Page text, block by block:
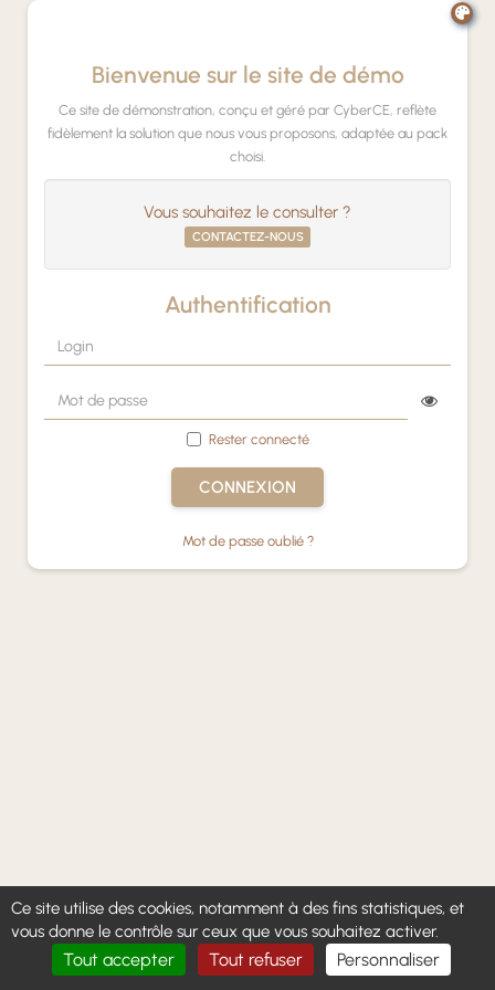
Bienvenue sur le site de démo
Ce site de démonstration, conçu et géré par CyberCE, reflète
fidèlement la solution que nous vous proposons, adaptée au pack
choisi.
Vous souhaitez le consulter ?
CONTACTEZ-NOUS
Authentification
Rester connecté
CONNEXION
Mot de passe oublié ?
Panneau de gestion des cookies
Ce site utilise des cookies, notamment à des fins statistiques, et
vous donne le contrôle sur ceux que vous souhaitez activer.
Tout accepter Tout refuser Personnaliser